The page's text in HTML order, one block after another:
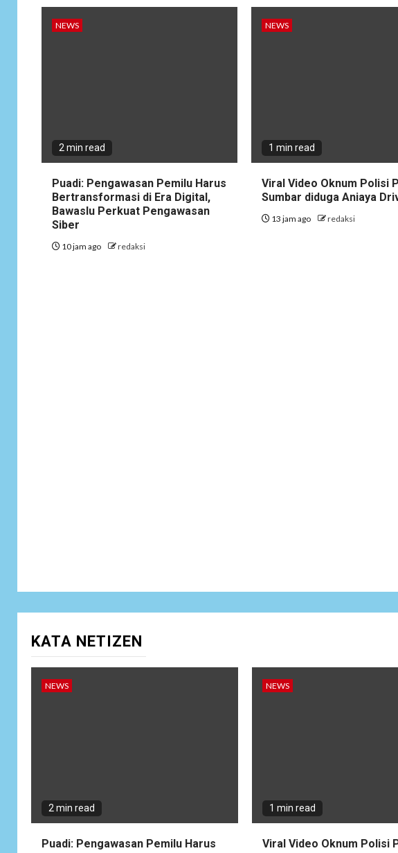
NEWS
2 min read
Puadi: Pengawasan Pemilu Harus
Bertransformasi di Era Digital,
Bawaslu Perkuat Pengawasan
Siber
10 jam ago redaksi
NEWS
1 min read
Viral Video Oknum Polisi
Sumbar diduga Aniaya
13 jam ago redaksi
KATA NETIZEN
NEWS
2 min read
Puadi: Pengawasan Pemilu Harus
NEWS
1 min read
Viral Video Oknum Polisi